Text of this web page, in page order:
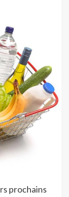
prochains